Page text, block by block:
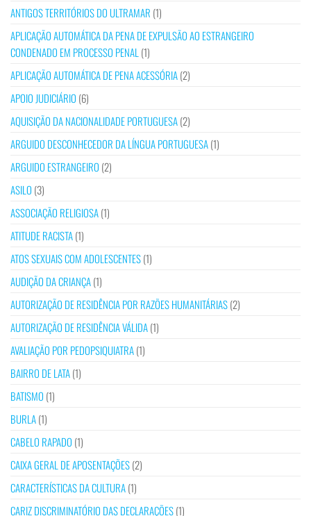
ANTIGOS TERRITÓRIOS DO ULTRAMAR (1)
APLICAÇÃO AUTOMÁTICA DA PENA DE EXPULSÃO AO ESTRANGEIRO
CONDENADO EM PROCESSO PENAL(1)
APLICAÇÃO AUTOMÁTICA DE PENA ACESSÓRIA(2)
APOIO JUDICIÁRIO (6)
AQUISIÇÃO DA NACIONALIDADE PORTUGUESA(2)
ARGUIDO DESCONHECEDOR DA LÍNGUA PORTUGUESA(1)
ARGUIDO ESTRANGEIRO (2)
ASILO (3)
ASSOCIAÇÃO RELIGIOSA(1)
ATITUDE RACISTA(1)
ATOS SEXUAIS COM ADOLESCENTES(1)
AUDIÇÃO DA CRIANÇA(1)
AUTORIZAÇÃO DE RESIDÊNCIA POR RAZÕES HUMANITÁRIAS(2)
AUTORIZAÇÃO DE RESIDÊNCIA VÁLIDA(1)
AVALIAÇÃO POR PEDOPSIQUIATRA(1)
BAIRRO DE LATA(1)
BATISMO (1)
BURLA(1)
CABELO RAPADO (1)
CAIXA GERAL DE APOSENTAÇÕES(2)
CARACTERÍSTICAS DA CULTURA(1)
CARIZ DISCRIMINATÓRIO DAS DECLARAÇÕES(1)